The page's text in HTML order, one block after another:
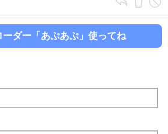
ーダー「あぷあぷ」使ってね